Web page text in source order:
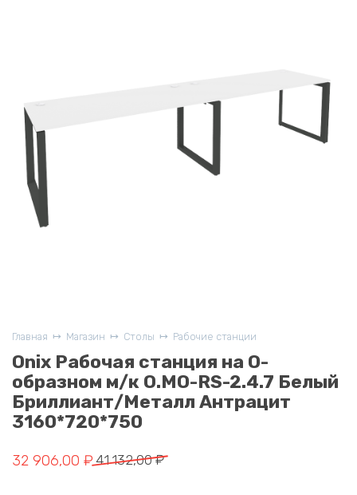
Главная Магазин Столы Рабочие станции
Onix Рабочая станция на О-
образном м/к O.MO-RS-2.4.7 Белый
Бриллиант/Металл Антрацит
3160*720*750
41 132,00₽
Первоначальная
32 906,00 ₽
Текущая